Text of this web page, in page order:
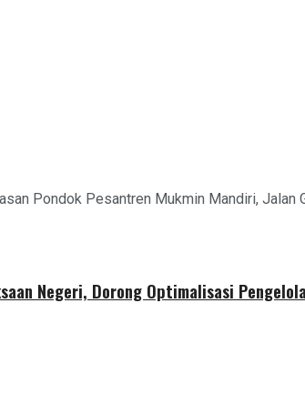
Pondok Pesantren Mukmin Mandiri, Jalan
Negeri, Dorong Optimalisasi